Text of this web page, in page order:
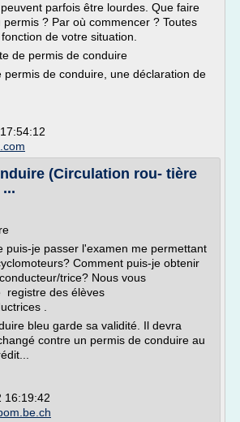
parfois être lourdes. Que faire
? Par où commencer ? Toutes
de votre situation.
de permis de conduire
permis de conduire, une déclaration de
(Circulation rou- tière
puis-je passer l'examen me permettant
Comment puis-je obtenir
trice? Nous vous
registre des élèves
.
bleu garde sa validité. Il devra
contre un permis de conduire au
16:19:42